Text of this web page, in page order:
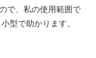
で、私の使用範囲で
型で助かります。